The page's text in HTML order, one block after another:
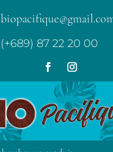
(+689) 87 22 20 00